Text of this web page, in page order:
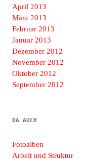
April 2013
März 2013
Februar 2013
Januar 2013
Dezember 2012
November 2012
Oktober 2012
September 2012
DA AUCH
Fotoalben
Arbeit und Struktur